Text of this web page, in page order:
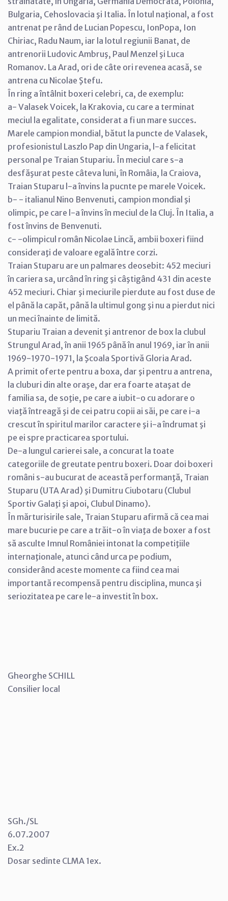
Bulgaria, Cehoslovacia şi Italia. În lotul naţional, a fost
antrenat pe rând de Lucian Popescu, IonPopa, Ion
Chiriac, Radu Naum, iar la lotul regiunii Banat, de
antrenorii Ludovic Ambruş, Paul Menzel şi Luca
Romanov. La Arad, ori de câte ori revenea acasă, se
antrena cu Nicolae Ştefu.
În ring a întâlnit boxeri celebri, ca, de exemplu:
a- Valasek Voicek, la Krakovia, cu care a terminat
meciul la egalitate, considerat a fi un mare succes.
Marele campion mondial, bătut la puncte de Valasek,
profesionistul Laszlo Pap din Ungaria, l-a felicitat
personal pe Traian Stupariu. În meciul care s-a
desfăşurat peste câteva luni, în Româia, la Craiova,
Traian Stuparu l-a învins la pucnte pe marele Voicek.
b- - italianul Nino Benvenuti, campion mondial şi
olimpic, pe care l-a învins în meciul de la Cluj. În Italia, a
fost învins de Benvenuti.
c- -olimpicul român Nicolae Lincă, ambii boxeri fiind
consideraţi de valoare egală între corzi.
Traian Stuparu are un palmares deosebit: 452 meciuri
în cariera sa, urcând în ring şi câştigând 431 din aceste
452 meciuri. Chiar şi meciurile pierdute au fost duse de
el până la capăt, până la ultimul gong şi nu a pierdut nici
un meci înainte de limită.
Stupariu Traian a devenit şi antrenor de box la clubul
Strungul Arad, în anii 1965 până în anul 1969, iar în anii
1969-1970-1971, la Şcoala Sportivă Gloria Arad.
A primit oferte pentru a boxa, dar şi pentru a antrena,
la cluburi din alte oraşe, dar era foarte ataşat de
familia sa, de soţie, pe care a iubit-o cu adorare o
viaţă întreagă şi de cei patru copii ai săi, pe care i-a
crescut în spiritul marilor caractere şi i-a îndrumat şi
pe ei spre practicarea sportului.
De-a lungul carierei sale, a concurat la toate
categoriile de greutate pentru boxeri. Doar doi boxeri
români s-au bucurat de această performanţă, Traian
Stuparu (UTA Arad) şi Dumitru Ciubotaru (Clubul
Sportiv Galaţi şi apoi, Clubul Dinamo).
În mărturisirile sale, Traian Stuparu afirmă că cea mai
mare bucurie pe care a trăit-o în viaţa de boxer a fost
să asculte Imnul României intonat la competiţiile
internaţionale, atunci când urca pe podium,
considerând aceste momente ca fiind cea mai
importantă recompensă pentru disciplina, munca şi
seriozitatea pe care le-a investit în box.
Gheorghe SCHILL
Consilier local
SGh./SL
6.07.2007
Ex.2
Dosar sedinte CLMA 1ex.